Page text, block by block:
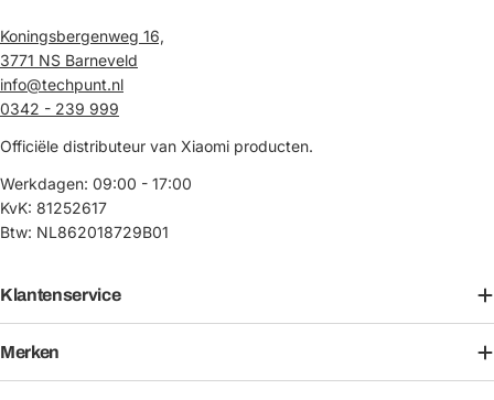
Koningsbergenweg 16,
3771 NS Barneveld
info@techpunt.nl
0342 - 239 999
Officiële distributeur van Xiaomi producten.
Werkdagen: 09:00 - 17:00
KvK: 81252617
Btw: NL862018729B01
Klantenservice
Merken